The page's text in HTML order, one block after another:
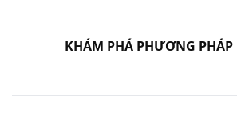
KHÁM PHÁ PHƯƠNG